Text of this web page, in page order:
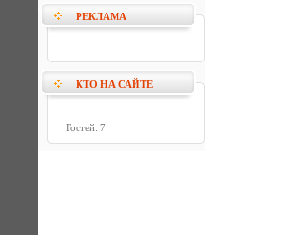
РЕКЛАМА
КТО НА САЙТЕ
Гостей: 7